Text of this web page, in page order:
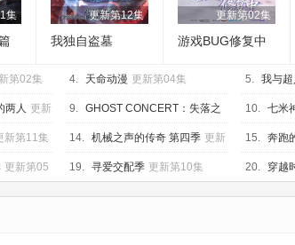
集 更新第12集
我独自盗墓
更新第02集
游戏BUG修复中
第02集 4. 天命动漫 更新第04集 5. 我与
第02集
两人 更新 9. GHOST CONCERT：失落之
歌 更新第12集
10. 七米
新第11集 14. 机械之声的传奇 第四季 更新
第09集
15. 奔跑
更新第05 19. 寻爱交配季 更新第10集 20. 穿越
八万年 更